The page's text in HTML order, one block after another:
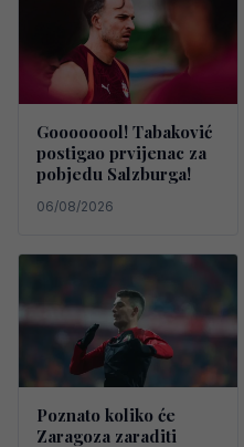
Goooooool! Tabaković
postigao prvijenac za
pobjedu Salzburga!
06/08/2026
Poznato koliko će
Zaragoza zaraditi